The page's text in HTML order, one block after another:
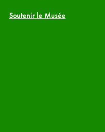
Soutenir le Musée